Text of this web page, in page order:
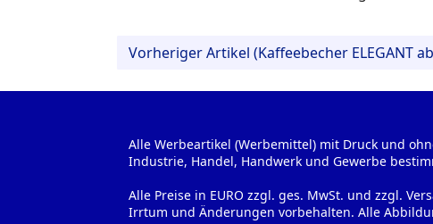
Vorheriger Artikel (Kaffeebecher ELEGANT
Alle Werbeartikel (Werbemittel) mit Druck und
Industrie, Handel, Handwerk und Gewerbe
Alle Preise in EURO zzgl. ges. MwSt. und zzgl.
Irrtum und Änderungen vorbehalten. Alle